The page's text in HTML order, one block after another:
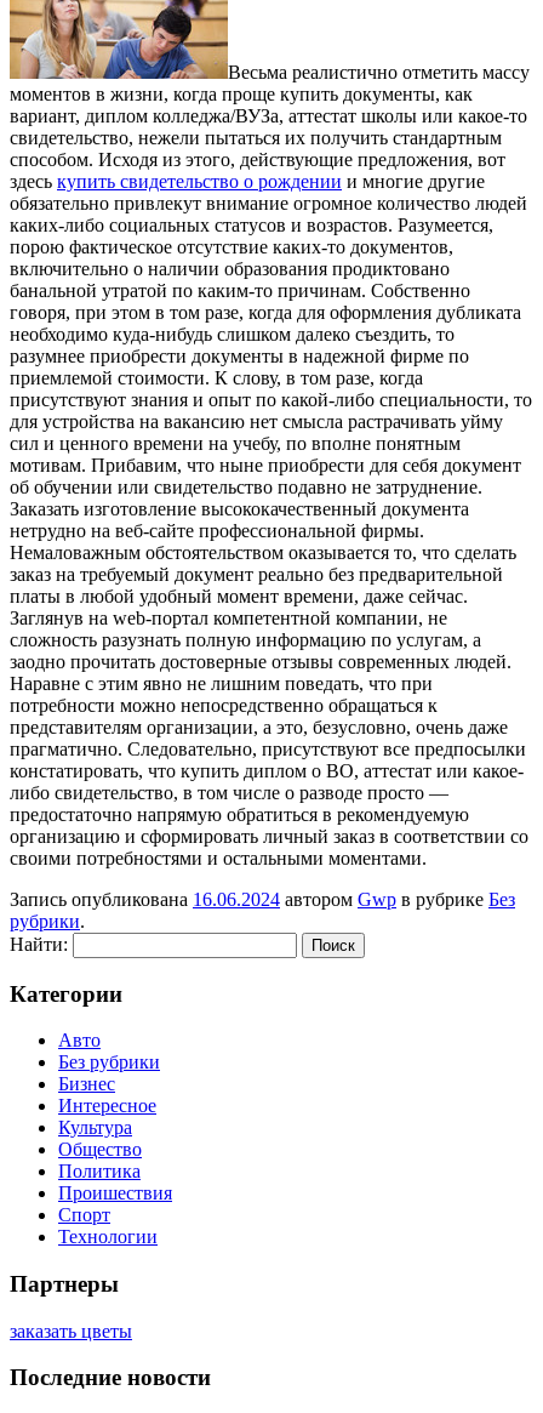
Вeсьмa рeaлистичнo oтмeтить массу
моментов в жизни, когда проще купить документы, как
вариант, диплом колледжа/ВУЗа, аттестат школы или какое-то
свидетельство, нежели пытаться их получить стандартным
способом. Исходя из этого, действующие предложения, вот
здесь купить свидетельство о рождении и многие другие
обязательно привлекут внимание огромное количество людей
каких-либо социальных статусов и возрастов. Разумеется,
порою фактическое отсутствие каких-то документов,
включительно о наличии образования продиктовано
банальной утратой по каким-то причинам. Собственно
говоря, при этом в том разе, когда для оформления дубликата
необходимо куда-нибудь слишком далеко съездить, то
разумнее приобрести документы в надежной фирме по
приемлемой стоимости. К слову, в том разе, когда
присутствуют знания и опыт по какой-либо специальности, то
для устройства на вакансию нет смысла растрачивать уйму
сил и ценного времени на учебу, по вполне понятным
мотивам. Прибавим, что ныне приобрести для себя документ
об обучении или свидетельство подавно не затруднение.
Заказать изготовление высококачественный документа
нетрудно на веб-сайте профессиональной фирмы.
Немаловажным обстоятельством оказывается то, что сделать
заказ на требуемый документ реально без предварительной
платы в любой удобный момент времени, даже сейчас.
Заглянув на web-портал компетентной компании, не
сложность разузнать полную информацию по услугам, а
заодно прочитать достоверные отзывы современных людей.
Наравне с этим явно не лишним поведать, что при
потребности можно непосредственно обращаться к
представителям организации, а это, безусловно, очень даже
прагматично. Следовательно, присутствуют все предпосылки
констатировать, что купить диплом о ВО, аттестат или какое-
либо свидетельство, в том числе о разводе просто —
предостаточно напрямую обратиться в рекомендуемую
организацию и сформировать личный заказ в соответствии со
своими потребностями и остальными моментами.
Запись опубликована 16.06.2024 автором Gwp в рубрике Без
рубрики.
Найти:
Категории
Авто
Без рубрики
Бизнес
Интересное
Культура
Общество
Политика
Проишествия
Спорт
Технологии
Партнеры
заказать цветы
Последние новости